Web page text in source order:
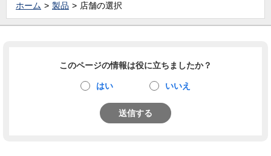
ホーム 製品 店舗の選択
このページの情報は役に立ちましたか？
はい いいえ
送信する